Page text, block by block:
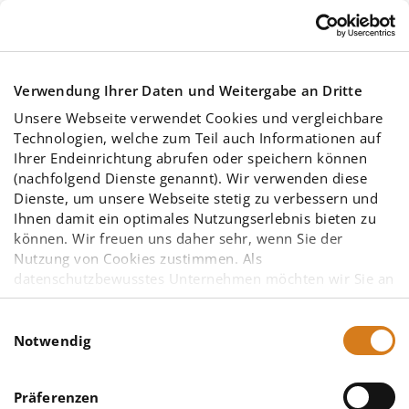
Verwendung Ihrer Daten und Weitergabe an Dritte
Unsere Webseite verwendet Cookies und vergleichbare
Technologien, welche zum Teil auch Informationen auf
Ihrer Endeinrichtung abrufen oder speichern können
(nachfolgend Dienste genannt). Wir verwenden diese
Dienste, um unsere Webseite stetig zu verbessern und
Ihnen damit ein optimales Nutzungserlebnis bieten zu
können. Wir freuen uns daher sehr, wenn Sie der
Nutzung von Cookies zustimmen. Als
datenschutzbewusstes Unternehmen möchten wir Sie an
dieser Stelle bereits darauf hinweisen, dass
Diensteanbieter – insbesondere solche mit Sitz in den
anderer gesetzlicher Grundlagen nicht vorrangig dem
europäischen Datenschutzrecht unterliegen. Eine
Notwendig
Präferenzen
Rohrstatik-
Software IngSoft
EasyPipe v2.11